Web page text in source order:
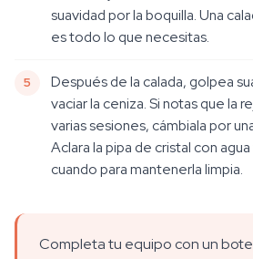
suavidad por la boquilla. Una
es todo lo que necesitas.
Después de la calada, golpea
vaciar la ceniza. Si notas que la
varias sesiones, cámbiala por
Aclara la pipa de cristal con
cuando para mantenerla limpia.
Completa tu equipo con un